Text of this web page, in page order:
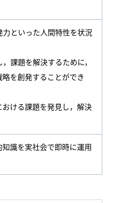
といった人間特性を状況
課題を解決するために，
を創発することができ
ける課題を発見し，解決
識を実社会で即時に運用